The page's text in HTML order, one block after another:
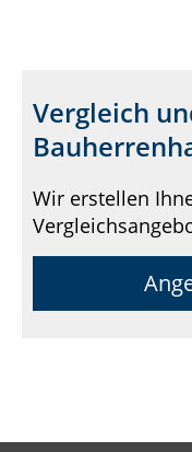
Vergleich
Wir erstellen